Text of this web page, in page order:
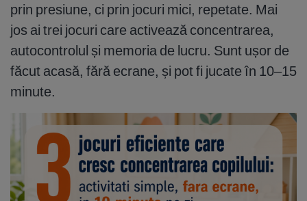
prin presiune, ci prin jocuri mici, repetate. Mai
jos ai trei jocuri care activează concentrarea,
autocontrolul și memoria de lucru. Sunt ușor de
făcut acasă, fără ecrane, și pot fi jucate în 10–15
minute.